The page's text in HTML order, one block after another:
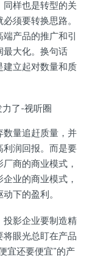
样也是转型的关
须要转换思路。
产品的推广和引
最大化。换句话
建立起对数量和质
数量追赶质量，并
利润回报。而是要
商的商业模式，
业的商业模式，
下的盈利。
投影企业要制造精
眼光总盯在产品
宜还要便宜"的产